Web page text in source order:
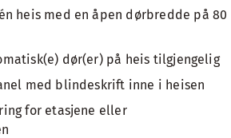
heis med en åpen dørbredde på 80
dør(er) på heis tilgjengelig
med blindeskrift inne i heisen
for etasjene eller